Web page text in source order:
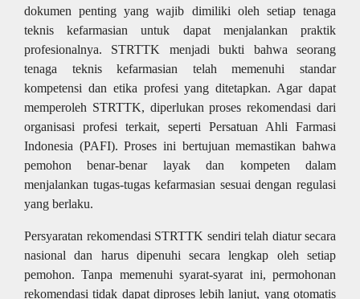
dokumen penting yang wajib dimiliki oleh setiap tenaga
teknis kefarmasian untuk dapat menjalankan praktik
profesionalnya. STRTTK menjadi bukti bahwa seorang
tenaga teknis kefarmasian telah memenuhi standar
kompetensi dan etika profesi yang ditetapkan. Agar dapat
memperoleh STRTTK, diperlukan proses rekomendasi dari
organisasi profesi terkait, seperti Persatuan Ahli Farmasi
Indonesia (PAFI). Proses ini bertujuan memastikan bahwa
pemohon benar-benar layak dan kompeten dalam
menjalankan tugas-tugas kefarmasian sesuai dengan regulasi
yang berlaku.
Persyaratan rekomendasi STRTTK sendiri telah diatur secara
nasional dan harus dipenuhi secara lengkap oleh setiap
pemohon. Tanpa memenuhi syarat-syarat ini, permohonan
rekomendasi tidak dapat diproses lebih lanjut, yang otomatis